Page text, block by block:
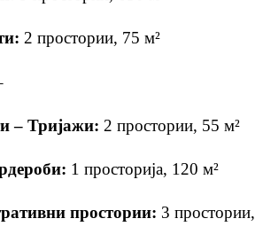
2 простории, 75 м²
– Тријажи: 2 простории, 55 м²
1 просторија, 120 м²
простории: 3 простории,